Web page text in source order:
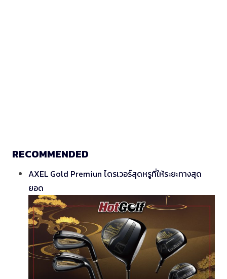
RECOMMENDED
AXEL Gold Premiun ไดรเวอร์สุดหรูที่ให้ระยะทางสุด
ยอด